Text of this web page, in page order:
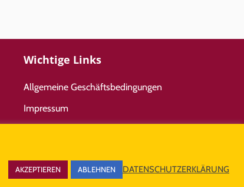
Wichtige Links
Allgemeine Geschäftsbedingungen
Impressum
AKZEPTIEREN ABLEHNEN DATENSCHUTZERKLÄRUNG